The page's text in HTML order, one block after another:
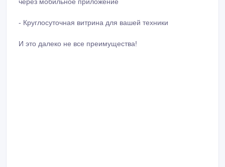
через мобильное приложение
- Круглосуточная витрина для вашей техники
И это далеко не все преимущества!